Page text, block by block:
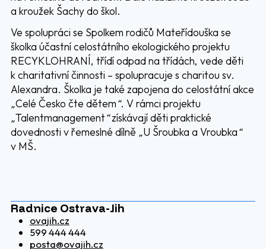
a kroužek Šachy do škol.
Ve spolupráci se Spolkem rodičů Mateřídouška se
školka účastní celostátního ekologického projektu
RECYKLOHRANÍ, třídí odpad na třídách, vede děti
k charitativní činnosti – spolupracuje s charitou sv.
Alexandra. Školka je také zapojena do celostátní akce
„Celé Česko čte dětem“. V rámci projektu
„Talentmanagement“získávají děti praktické
dovednosti v řemeslné dílně „U Šroubka a Vroubka“
v MŠ.
Radnice Ostrava-Jih
ovajih.cz
599 444 444
posta@ovajih.cz